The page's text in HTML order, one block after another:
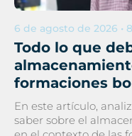
6 de agosto de 2026 •
Todo lo que
formaciones
En este artículo,
saber sobre el